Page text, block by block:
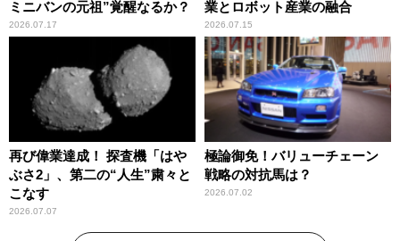
ミニバンの元祖”覚醒なるか？
2026.07.17
業とロボット産業の融合
2026.07.15
再び偉業達成！ 探査機「はや
ぶさ2」、第二の“人生”粛々と
こなす
2026.07.07
極論御免！バリューチェーン
戦略の対抗馬は？
2026.07.02